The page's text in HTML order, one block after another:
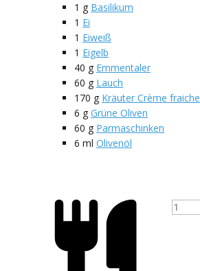
1 g Basilikum
1 Ei
1 Eiweiß
1 Eigelb
40 g Emmentaler
60 g Lauch
170 g Kräuter Crème fraiche
6 g Grüne Oliven
60 g Parmaschinken
6 ml Olivenöl